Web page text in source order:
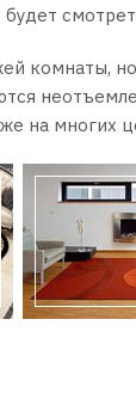
комнаты,
на многих